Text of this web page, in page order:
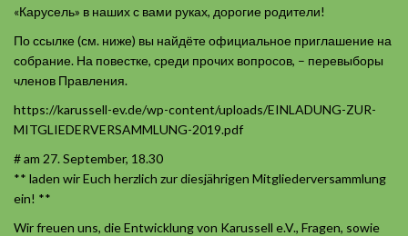
«Карусель» в наших с вами руках, дорогие родители!
По ссылке (см. ниже) вы найдёте официальное приглашение на
собрание. На повестке, среди прочих вопросов, – перевыборы
членов Правления.
https://karussell-ev.de/wp-content/uploads/EINLADUNG-ZUR-
MITGLIEDERVERSAMMLUNG-2019.pdf
# am 27. September, 18.30
** laden wir Euch herzlich zur diesjährigen Mitgliederversammlung
ein! **
Wir freuen uns, die Entwicklung von Karussell e.V., Fragen, sowie